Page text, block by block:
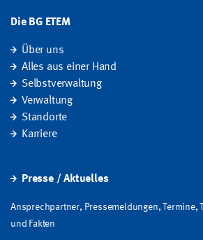
Die BG ETEM
Über uns
Alles aus einer Hand
Selbstverwaltung
Verwaltung
Standorte
Karriere
Presse / Aktuelles
Ansprechpartner, Pressemeldungen, Termine,
und Fakten